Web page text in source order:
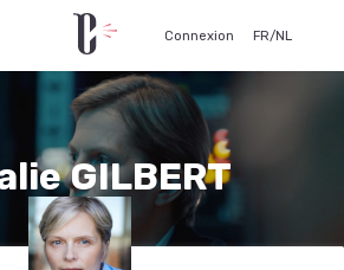
Connexion FR/NL
GILBERT
Comédienne